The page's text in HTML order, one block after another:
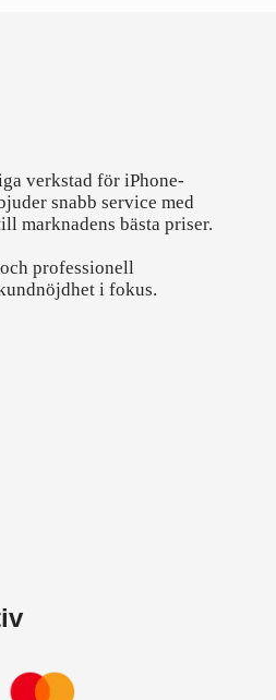
verkstad för iPhone-
snabb service med
marknadens bästa priser.
professionell
i fokus.